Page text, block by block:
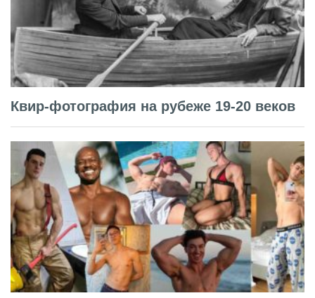
Квир-фотография на рубеже 19-20 веков